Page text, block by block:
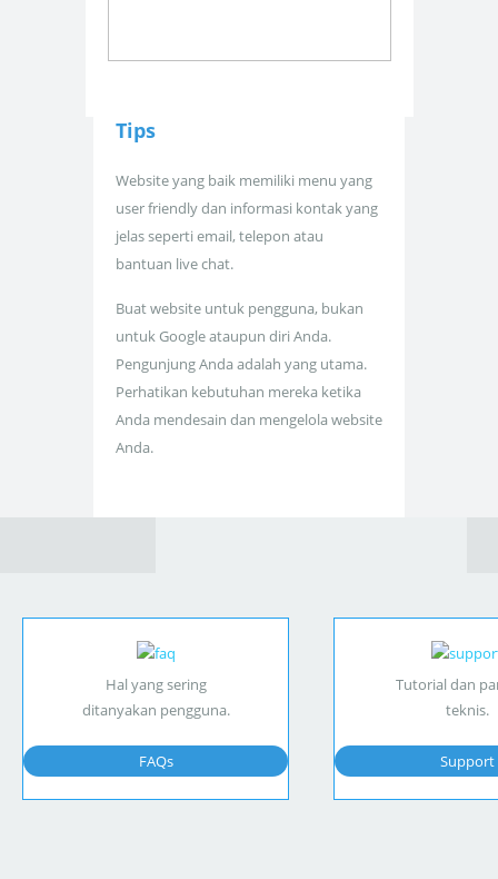
Tips
Website yang baik memiliki menu yang
user friendly dan informasi kontak yang
jelas seperti email, telepon atau
bantuan live chat.
Buat website untuk pengguna, bukan
untuk Google ataupun diri Anda.
Pengunjung Anda adalah yang utama.
Perhatikan kebutuhan mereka ketika
Anda mendesain dan mengelola website
Anda.
Hal yang sering
ditanyakan pengguna.
FAQs
Tutorial dan
teknis.
Support